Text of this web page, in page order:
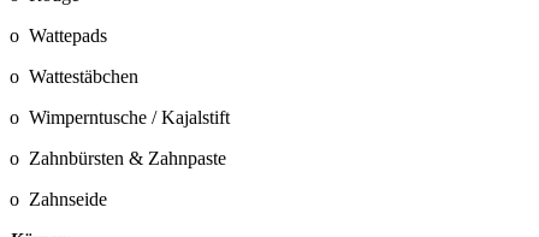
o Wattepads
o Wattestäbchen
o Wimperntusche / Kajalstift
o Zahnbürsten & Zahnpaste
o Zahnseide